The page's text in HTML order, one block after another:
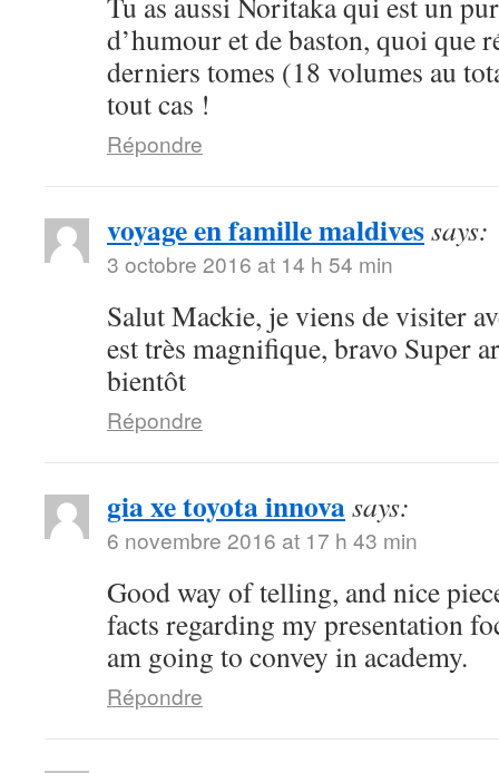
d’humour et de baston, quoi que
derniers tomes (18 volumes au
tout cas !
Répondre
voyage en famille maldivessays:
3 octobre 2016 at 14 h 54 min
Salut Mackie, je viens de visiter
est très magnifique, bravo Super
bientôt
Répondre
gia xe toyota innovasays:
6 novembre 2016 at 17 h 43 min
Good way of telling, and nice
facts regarding my presentation
am going to convey in academy.
Répondre